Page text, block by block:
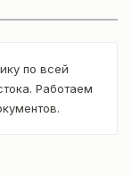
по всей
Работаем